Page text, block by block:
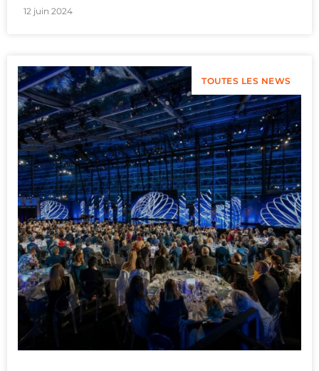
12 juin 2024
TOUTES LES NEWS